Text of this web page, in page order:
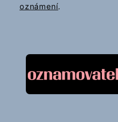
oznámení.